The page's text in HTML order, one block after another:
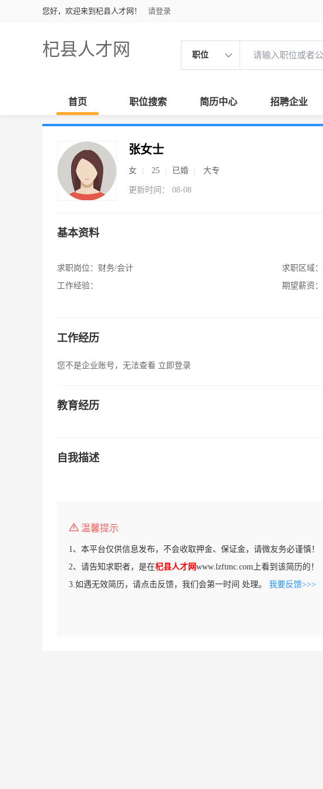
您好，欢迎来到杞县人才网！ 请登录
杞县人才网 职位
首页 职位搜索 简历中心 招聘企业
张女士
女 25 已婚 大专
更新时间： 08-08
基本资料
求职岗位： 财务/会计
工作经验：
求职区域：
期望薪资：
工作经历
您不是企业账号，无法查看 立即登录
教育经历
自我描述
温馨提示
1、本平台仅供信息发布，不会收取押金、保证金，请微友务必谨慎！
2、请告知求职者，是在杞县人才网www.lzftmc.com上看到该简历的！
3.如遇无效简历，请点击反馈，我们会第一时间 处理。 我要反馈>>>